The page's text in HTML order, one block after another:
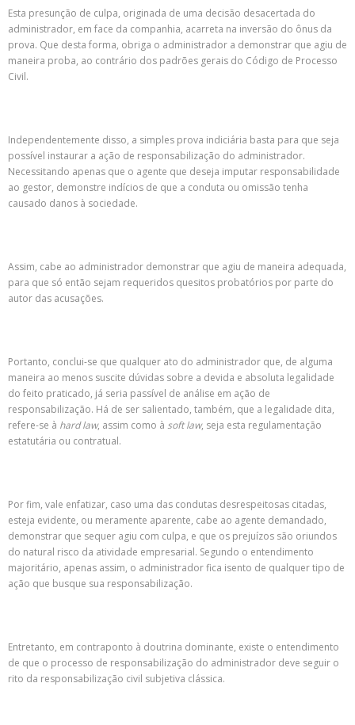
Esta presunção de culpa, originada de uma decisão desacertada do
administrador, em face da companhia, acarreta na inversão do ônus da
prova. Que desta forma, obriga o administrador a demonstrar que agiu de
maneira proba, ao contrário dos padrões gerais do Código de Processo
Civil.
Independentemente disso, a simples prova indiciária basta para que seja
possível instaurar a ação de responsabilização do administrador.
Necessitando apenas que o agente que deseja imputar responsabilidade
ao gestor, demonstre indícios de que a conduta ou omissão tenha
causado danos à sociedade.
Assim, cabe ao administrador demonstrar que agiu de maneira adequada,
para que só então sejam requeridos quesitos probatórios por parte do
autor das acusações.
Portanto, conclui-se que qualquer ato do administrador que, de alguma
maneira ao menos suscite dúvidas sobre a devida e absoluta legalidade
do feito praticado, já seria passível de análise em ação de
responsabilização. Há de ser salientado, também, que a legalidade dita,
refere-se à hard law, assim como à soft law, seja esta regulamentação
estatutária ou contratual.
Por fim, vale enfatizar, caso uma das condutas desrespeitosas citadas,
esteja evidente, ou meramente aparente, cabe ao agente demandado,
demonstrar que sequer agiu com culpa, e que os prejuízos são oriundos
do natural risco da atividade empresarial. Segundo o entendimento
majoritário, apenas assim, o administrador fica isento de qualquer tipo de
ação que busque sua responsabilização.
Entretanto, em contraponto à doutrina dominante, existe o entendimento
de que o processo de responsabilização do administrador deve seguir o
rito da responsabilização civil subjetiva clássica.